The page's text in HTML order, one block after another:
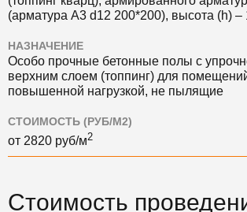
(арматура А3 d12 200*200), высота (h)
НАЗНАЧЕНИЕ
Особо прочные бетонные полы с
верхним слоем (топпинг) для
повышенной нагрузкой, не пылящие
СТОИМОСТЬ (РУБ/М2)
от 2820 руб/м2
Стоимость